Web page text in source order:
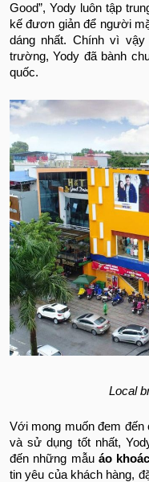
Good”, Yody luôn tập
kế đươn giản để người
dáng nhất. Chính vì
trường, Yody đã bành
quốc.
Local
Với mong muốn đem đến
và sử dụng tốt nhất,
đến những mẫuáo
tin yêu của khách hàng,